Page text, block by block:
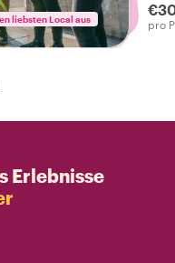
liebsten Local aus pro
Erlebnisse